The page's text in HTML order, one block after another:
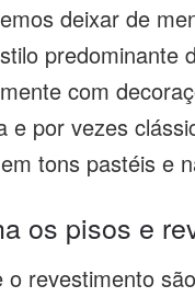
deixar de
predominante
com
e por vezes
tons pastéis e
os pisos e
o revestimento